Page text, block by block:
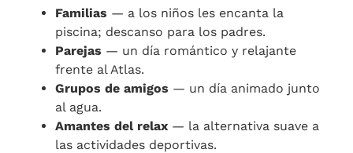
Familias — a los niños les encanta la
piscina; descanso para los padres.
Parejas — un día romántico y relajante
frente al Atlas.
Grupos de amigos — un día animado junto
al agua.
Amantes del relax — la alternativa suave a
las actividades deportivas.